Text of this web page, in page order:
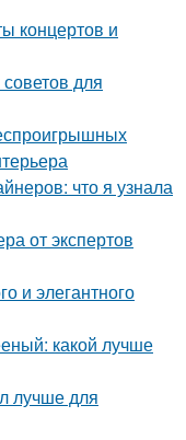
концертов и
для
что я узнала
от экспертов
и элегантного
какой лучше
лучше для